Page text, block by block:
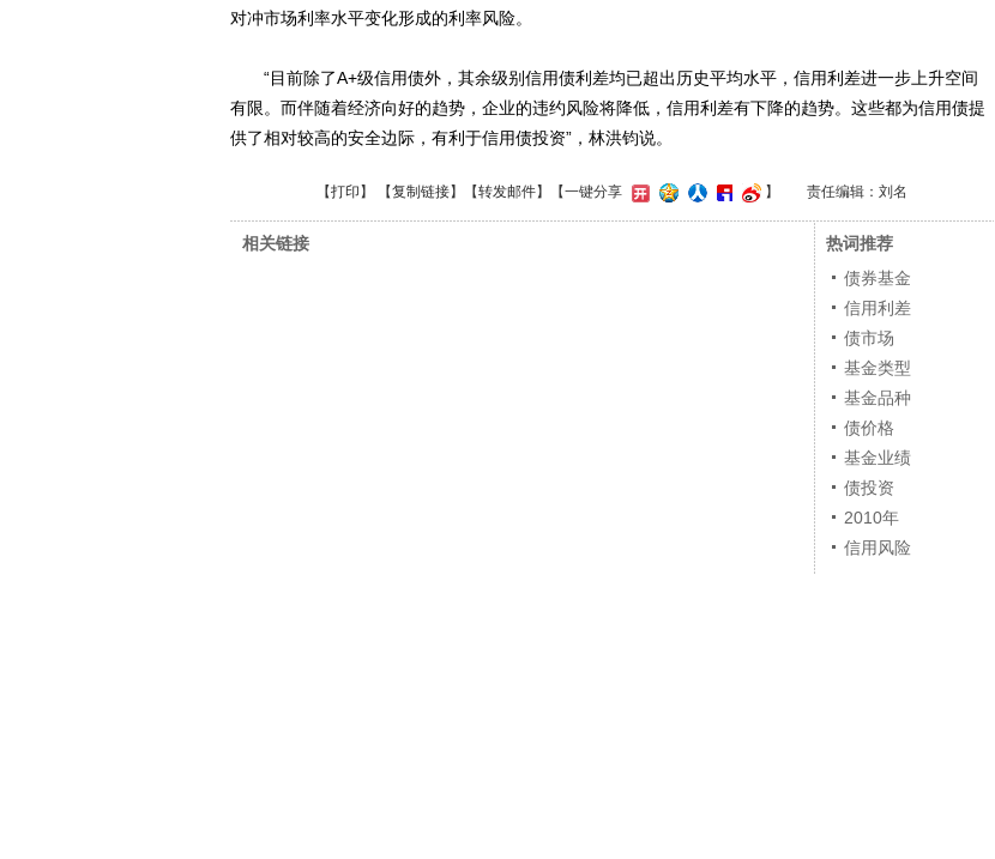
对冲市场利率水平变化形成的利率风险。
“目前除了A+级信用债外，其余级别信用债利差均已超出历史平均水平，信用利差进一步上升空间
有限。而伴随着经济向好的趋势，企业的违约风险将降低，信用利差有下降的趋势。这些都为信用债提
供了相对较高的安全边际，有利于信用债投资”，林洪钧说。
【打印 】 【复制链接】【转发邮件】 【一键分享 】 责任编辑：刘名
相关链接
热词推荐
债券基金
信用利差
债市场
基金类型
基金品种
债价格
基金业绩
债投资
2010年
信用风险